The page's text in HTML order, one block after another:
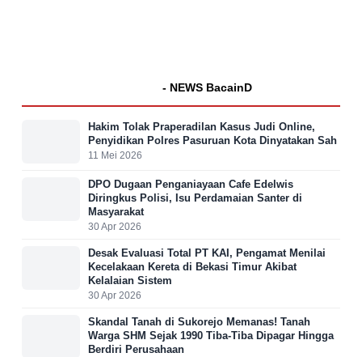
- NEWS BacainD
Hakim Tolak Praperadilan Kasus Judi Online,
Penyidikan Polres Pasuruan Kota Dinyatakan Sah
11 Mei 2026
DPO Dugaan Penganiayaan Cafe Edelwis
Diringkus Polisi, Isu Perdamaian Santer di
Masyarakat
30 Apr 2026
Desak Evaluasi Total PT KAI, Pengamat Menilai
Kecelakaan Kereta di Bekasi Timur Akibat
Kelalaian Sistem
30 Apr 2026
Skandal Tanah di Sukorejo Memanas! Tanah
Warga SHM Sejak 1990 Tiba-Tiba Dipagar Hingga
Berdiri Perusahaan